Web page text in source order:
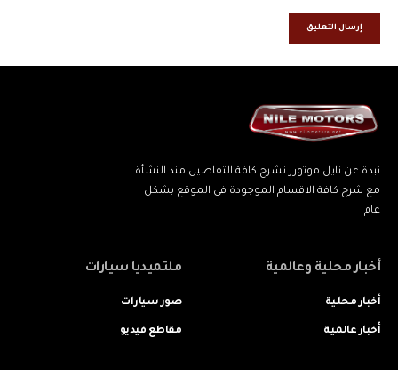
نبذة عن نايل موتورز تشرح كافة التفاصيل منذ النشأة
مع شرح كافة الاقسام الموجودة في الموقع بشكل
عام
أخبار محلية وعالمية
أخبار محلية
أخبار عالمية
ملتميديا سيارات
صور سيارات
مقاطع فيديو